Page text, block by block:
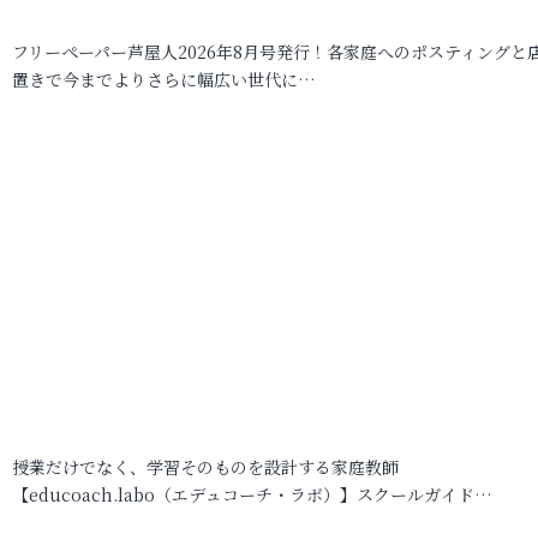
フリーペーパー芦屋人2026年8月号発行！各家庭へのポスティングと
置きで今までよりさらに幅広い世代に…
授業だけでなく、学習そのものを設計する家庭教師
【educoach.labo（エデュコーチ・ラボ）】スクールガイド…